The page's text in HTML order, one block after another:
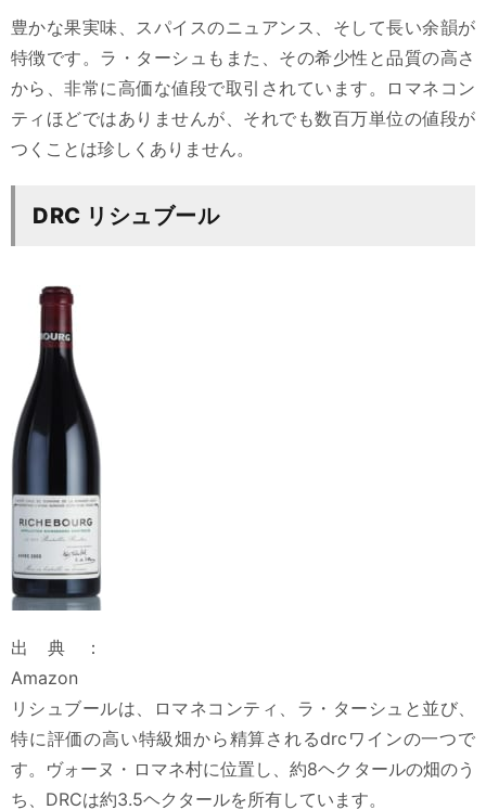
豊かな果実味、スパイスのニュアンス、そして長い余韻が
特徴です。ラ・ターシュもまた、その希少性と品質の高さ
から、非常に高価な値段で取引されています。ロマネコン
ティほどではありませんが、それでも数百万単位の値段が
つくことは珍しくありません。
DRC リシュブール
出典：
Amazon
リシュブールは、ロマネコンティ、ラ・ターシュと並び、
特に評価の高い特級畑から精算されるdrcワインの一つで
す。ヴォーヌ・ロマネ村に位置し、約8ヘクタールの畑のう
ち、DRCは約3.5ヘクタールを所有しています。